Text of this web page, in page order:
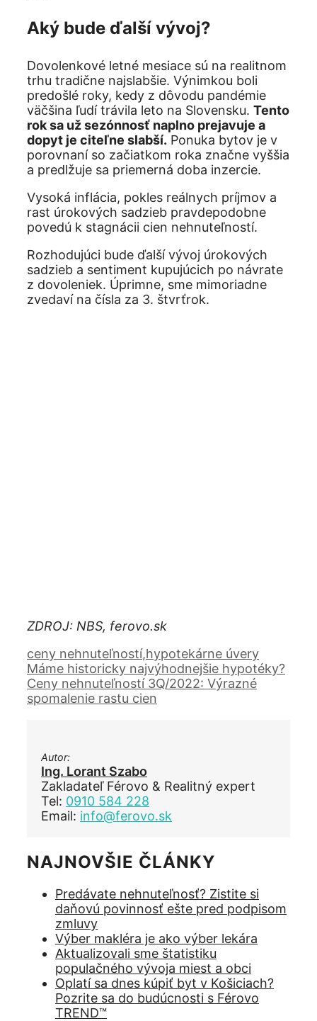
Aký bude ďalší vývoj?
Dovolenkové letné mesiace sú na realitnom
trhu tradične najslabšie. Výnimkou boli
predošlé roky, kedy z dôvodu pandémie
väčšina ľudí trávila leto na Slovensku. Tento
rok sa už sezónnosť naplno prejavuje a
dopyt je citeľne slabší. Ponuka bytov je v
porovnaní so začiatkom roka značne vyššia
a predlžuje sa priemerná doba inzercie.
Vysoká inflácia, pokles reálnych príjmov a
rast úrokových sadzieb pravdepodobne
povedú k stagnácii cien nehnuteľností.
Rozhodujúci bude ďalší vývoj úrokových
sadzieb a sentiment kupujúcich po návrate
z dovoleniek. Úprimne, sme mimoriadne
zvedaví na čísla za 3. štvrťrok.
1Q 2005
2Q 2005
508
514 540
ZDROJ: NBS, ferovo.sk
Kategórie
ceny nehnuteľností,hypotekárne úvery
Máme historicky najvýhodnejšie hypotéky?
Ceny nehnuteľností 3Q/2022: Výrazné
spomalenie rastu cien
Autor:
Ing. Lorant Szabo
Zakladateľ Férovo & Realitný expert
Tel: 0910 584 228
Email: info@ferovo.sk
NAJNOVŠIE ČLÁNKY
Predávate nehnuteľnosť? Zistite si
daňovú povinnosť ešte pred podpisom
zmluvy
Výber makléra je ako výber lekára
Aktualizovali sme štatistiku
populačného vývoja miest a obci
Oplatí sa dnes kúpiť byt v Košiciach?
Pozrite sa do budúcnosti s Férovo
TREND™